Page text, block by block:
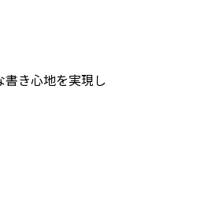
き心地を実現し